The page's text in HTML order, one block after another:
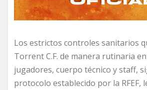
Los estrictos controles sanitarios
Torrent C.F. de manera rutinaria
jugadores, cuerpo técnico y staff,
protocolo establecido por la RFEF,